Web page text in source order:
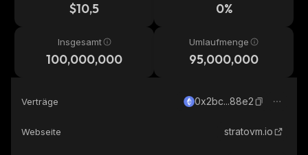
$10,5 0%
Insgesamt
100,000,000
Umlaufmenge
95,000,000
Verträge 0x2bc...88e2
Webseite stratovm.io